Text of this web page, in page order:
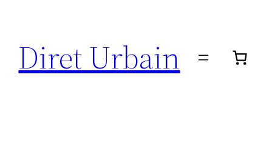
contenu
Diret Urbain